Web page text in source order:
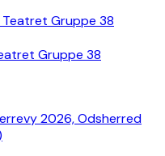
Gruppe 38